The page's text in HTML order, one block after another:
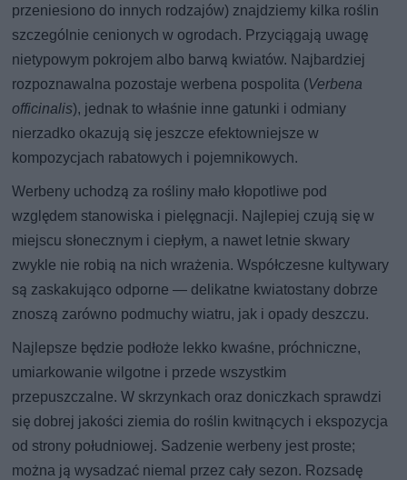
przeniesiono do innych rodzajów) znajdziemy kilka roślin
szczególnie cenionych w ogrodach. Przyciągają uwagę
nietypowym pokrojem albo barwą kwiatów. Najbardziej
rozpoznawalna pozostaje werbena pospolita (Verbena
officinalis), jednak to właśnie inne gatunki i odmiany
nierzadko okazują się jeszcze efektowniejsze w
kompozycjach rabatowych i pojemnikowych.
Werbeny uchodzą za rośliny mało kłopotliwe pod
względem stanowiska i pielęgnacji. Najlepiej czują się w
miejscu słonecznym i ciepłym, a nawet letnie skwary
zwykle nie robią na nich wrażenia. Współczesne kultywary
są zaskakująco odporne — delikatne kwiatostany dobrze
znoszą zarówno podmuchy wiatru, jak i opady deszczu.
Najlepsze będzie podłoże lekko kwaśne, próchniczne,
umiarkowanie wilgotne i przede wszystkim
przepuszczalne. W skrzynkach oraz doniczkach sprawdzi
się dobrej jakości ziemia do roślin kwitnących i ekspozycja
od strony południowej. Sadzenie werbeny jest proste;
można ją wysadzać niemal przez cały sezon. Rozsadę